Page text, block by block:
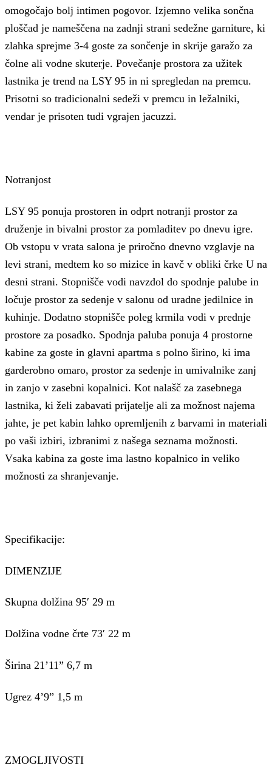
omogočajo bolj intimen pogovor. Izjemno velika sončna
ploščad je nameščena na zadnji strani sedežne garniture, ki
zlahka sprejme 3-4 goste za sončenje in skrije garažo za
čolne ali vodne skuterje. Povečanje prostora za užitek
lastnika je trend na LSY 95 in ni spregledan na premcu.
Prisotni so tradicionalni sedeži v premcu in ležalniki,
vendar je prisoten tudi vgrajen jacuzzi.
Notranjost
LSY 95 ponuja prostoren in odprt notranji prostor za
druženje in bivalni prostor za pomladitev po dnevu igre.
Ob vstopu v vrata salona je priročno dnevno vzglavje na
levi strani, medtem ko so mizice in kavč v obliki črke U na
desni strani. Stopnišče vodi navzdol do spodnje palube in
ločuje prostor za sedenje v salonu od uradne jedilnice in
kuhinje. Dodatno stopnišče poleg krmila vodi v prednje
prostore za posadko. Spodnja paluba ponuja 4 prostorne
kabine za goste in glavni apartma s polno širino, ki ima
garderobno omaro, prostor za sedenje in umivalnike zanj
in zanjo v zasebni kopalnici. Kot nalašč za zasebnega
lastnika, ki želi zabavati prijatelje ali za možnost najema
jahte, je pet kabin lahko opremljenih z barvami in materiali
po vaši izbiri, izbranimi z našega seznama možnosti.
Vsaka kabina za goste ima lastno kopalnico in veliko
možnosti za shranjevanje.
Specifikacije:
DIMENZIJE
Skupna dolžina 95′ 29 m
Dolžina vodne črte 73′ 22 m
Širina 21’11” 6,7 m
Ugrez 4’9” 1,5 m
ZMOGLJIVOSTI